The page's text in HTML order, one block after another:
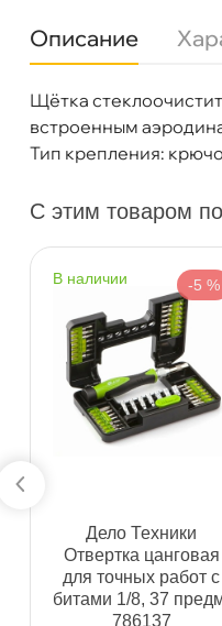
Описание
Щётка
строенным
Тип крепления:
Бренд
Артикул
Длина 1, мм
600
Крепление
С этим товаром
наличии -5 %
Дело Техники
Отвертка цанговая
для точных работ с
итами 1/8, 37
786137
Бесплатная
Самовывоз
ул.
Пн-Пт09.30 -
Сегодня,
Пн–Вс10:00 –
Сегодня,
Пн–Вс10:00 –
Сегодня,